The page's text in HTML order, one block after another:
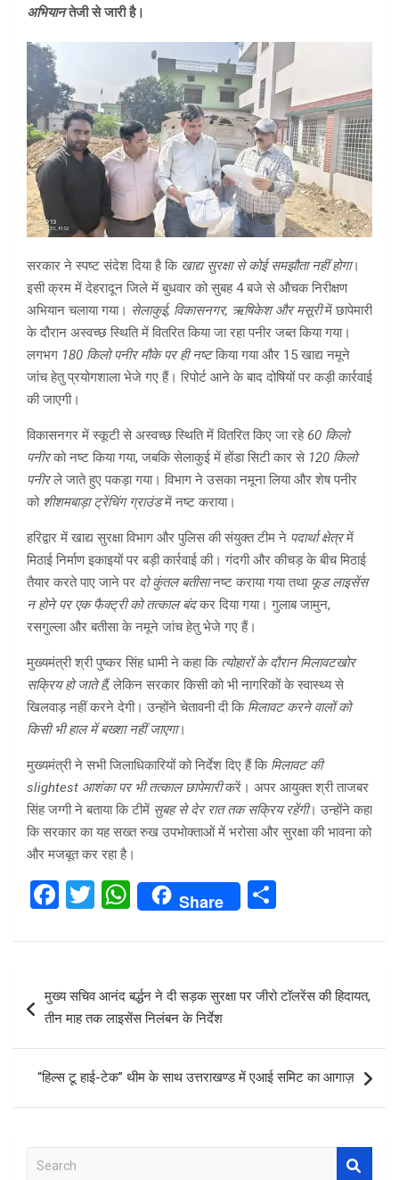
अभियानतेजी से जारी है।
सरकार ने स्पष्ट संदेश दिया है कि खाद्य सुरक्षा से कोई समझौता नहीं होगा।
इसी क्रम में देहरादून जिले में बुधवार को सुबह 4 बजे से औचक निरीक्षण
अभियान चलाया गया। सेलाकुई, विकासनगर, ऋषिकेश और मसूरीमें छापेमारी
के दौरान अस्वच्छ स्थिति में वितरित किया जा रहा पनीर जब्त किया गया।
लगभग 180 किलो पनीर मौके पर ही नष्टकिया गया और 15 खाद्य नमूने
जांच हेतु प्रयोगशाला भेजे गए हैं। रिपोर्ट आने के बाद दोषियों पर कड़ी कार्रवाई
की जाएगी।
विकासनगर में स्कूटी से अस्वच्छ स्थिति में वितरित किए जा रहे 60 किलो
पनीरको नष्ट किया गया, जबकि सेलाकुई में होंडा सिटी कार से 120 किलो
पनीरले जाते हुए पकड़ा गया। विभाग ने उसका नमूना लिया और शेष पनीर
को शीशमबाड़ा ट्रेंचिंग ग्राउंडमें नष्ट कराया।
हरिद्वार में खाद्य सुरक्षा विभाग और पुलिस की संयुक्त टीम ने पदार्था क्षेत्रमें
मिठाई निर्माण इकाइयों पर बड़ी कार्रवाई की। गंदगी और कीचड़ के बीच मिठाई
तैयार करते पाए जाने पर दो कुंतल बतीसानष्ट कराया गया तथा फूड लाइसेंस
न होने पर एक फैक्ट्री को तत्काल बंदकर दिया गया। गुलाब जामुन,
रसगुल्ला और बतीसा के नमूने जांच हेतु भेजे गए हैं।
मुख्यमंत्री श्री पुष्कर सिंह धामी ने कहा कि त्योहारों के दौरान मिलावटखोर
सक्रिय हो जाते हैं, लेकिन सरकार किसी को भी नागरिकों के स्वास्थ्य से
खिलवाड़ नहीं करने देगी। उन्होंने चेतावनी दी कि मिलावट करने वालों को
किसी भी हाल में बख्शा नहीं जाएगा।
मुख्यमंत्री ने सभी जिलाधिकारियों को निर्देश दिए हैं कि मिलावट की
slightest आशंका पर भी तत्काल छापेमारीकरें। अपर आयुक्त श्री ताजबर
सिंह जग्गी ने बताया कि टीमें सुबह से देर रात तक सक्रिय रहेंगी। उन्होंने कहा
कि सरकार का यह सख्त रुख उपभोक्ताओं में भरोसा और सुरक्षा की भावना को
और मजबूत कर रहा है।
F
ce
o
k
T
tt
er
W
at
s
A
p
Share
ar
e
navigation
मुख्य सचिव आनंद बर्द्धन ने दी सड़क सुरक्षा पर जीरो टॉलरेंस की हिदायत,
तीन माह तक लाइसेंस निलंबन के निर्देश
“हिल्स टू हाई-टेक” थीम के साथ उत्तराखण्ड में एआई समिट का आगाज़